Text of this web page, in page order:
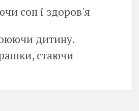
сон і здоров'я
дитину.
стаючи